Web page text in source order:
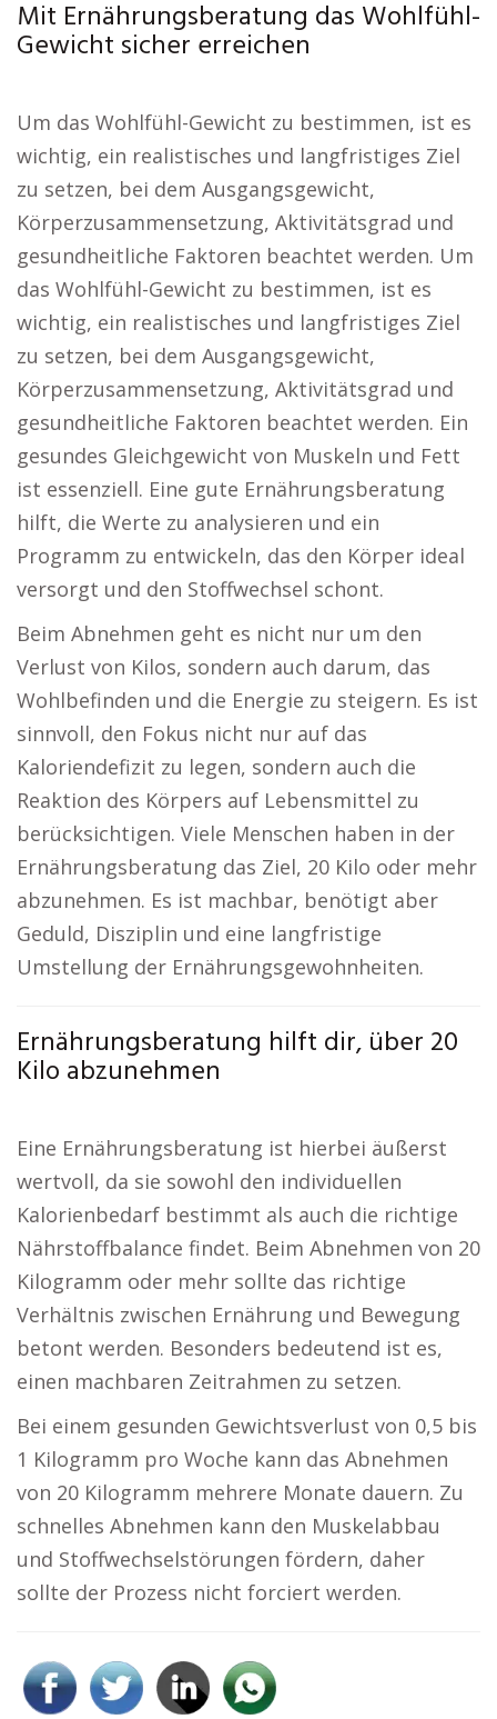
Mit Ernährungsberatung das Wohlfühl-
Gewicht sicher erreichen
Um das Wohlfühl-Gewicht zu bestimmen, ist es
wichtig, ein realistisches und langfristiges Ziel
zu setzen, bei dem Ausgangsgewicht,
Körperzusammensetzung, Aktivitätsgrad und
gesundheitliche Faktoren beachtet werden. Um
das Wohlfühl-Gewicht zu bestimmen, ist es
wichtig, ein realistisches und langfristiges Ziel
zu setzen, bei dem Ausgangsgewicht,
Körperzusammensetzung, Aktivitätsgrad und
gesundheitliche Faktoren beachtet werden. Ein
gesundes Gleichgewicht von Muskeln und Fett
ist essenziell. Eine gute Ernährungsberatung
hilft, die Werte zu analysieren und ein
Programm zu entwickeln, das den Körper ideal
versorgt und den Stoffwechsel schont.
Beim Abnehmen geht es nicht nur um den
Verlust von Kilos, sondern auch darum, das
Wohlbefinden und die Energie zu steigern. Es ist
sinnvoll, den Fokus nicht nur auf das
Kaloriendefizit zu legen, sondern auch die
Reaktion des Körpers auf Lebensmittel zu
berücksichtigen. Viele Menschen haben in der
Ernährungsberatung das Ziel, 20 Kilo oder mehr
abzunehmen. Es ist machbar, benötigt aber
Geduld, Disziplin und eine langfristige
Umstellung der Ernährungsgewohnheiten.
Ernährungsberatung hilft dir, über 20
Kilo abzunehmen
Eine Ernährungsberatung ist hierbei äußerst
wertvoll, da sie sowohl den individuellen
Kalorienbedarf bestimmt als auch die richtige
Nährstoffbalance findet. Beim Abnehmen von 20
Kilogramm oder mehr sollte das richtige
Verhältnis zwischen Ernährung und Bewegung
betont werden. Besonders bedeutend ist es,
einen machbaren Zeitrahmen zu setzen.
Bei einem gesunden Gewichtsverlust von 0,5 bis
1 Kilogramm pro Woche kann das Abnehmen
von 20 Kilogramm mehrere Monate dauern. Zu
schnelles Abnehmen kann den Muskelabbau
und Stoffwechselstörungen fördern, daher
sollte der Prozess nicht forciert werden.